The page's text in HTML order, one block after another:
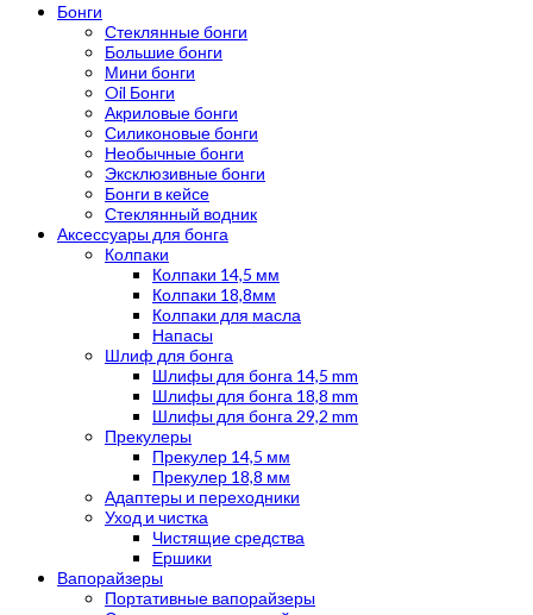
Бонги
Стеклянные бонги
Большие бонги
Мини бонги
Oil Бонги
Акриловые бонги
Силиконовые бонги
Необычные бонги
Эксклюзивные бонги
Бонги в кейсе
Стеклянный водник
Аксессуары для бонга
Колпаки
Колпаки 14,5 мм
Колпаки 18,8мм
Колпаки для масла
Напасы
Шлиф для бонга
Шлифы для бонга 14,5 mm
Шлифы для бонга 18,8 mm
Шлифы для бонга 29,2 mm
Прекулеры
Прекулер 14,5 мм
Прекулер 18,8 мм
Адаптеры и переходники
Уход и чистка
Чистящие средства
Ершики
Вапорайзеры
Портативные вапорайзеры